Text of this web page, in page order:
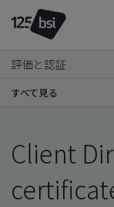
評価と認証
すべて見る
Client